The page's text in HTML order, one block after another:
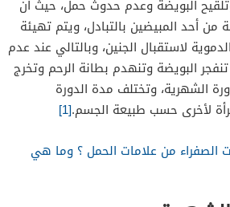
البويضة وعدم حدوث حمل، حيث أن
أحد المبيضين بالتبادل، ويتم تهيئة
لاستقبال الجنين، وبالتالي عند عدم
البويضة وتنهدم بطانة الرحم وتخرج
الشهرية، وتختلف مدة الدورة
لأخرى حسب طبيعة الجسم.[1]
الصفراء من علامات الحمل ؟ وما هي